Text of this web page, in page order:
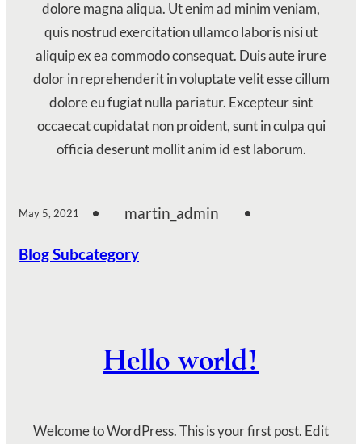
dolore magna aliqua. Ut enim ad minim veniam,
quis nostrud exercitation ullamco laboris nisi ut
aliquip ex ea commodo consequat. Duis aute irure
dolor in reprehenderit in voluptate velit esse cillum
dolore eu fugiat nulla pariatur. Excepteur sint
occaecat cupidatat non proident, sunt in culpa qui
officia deserunt mollit anim id est laborum.
May 5, 2021 • martin_admin •
Blog Subcategory
Hello world!
Welcome to WordPress. This is your first post. Edit